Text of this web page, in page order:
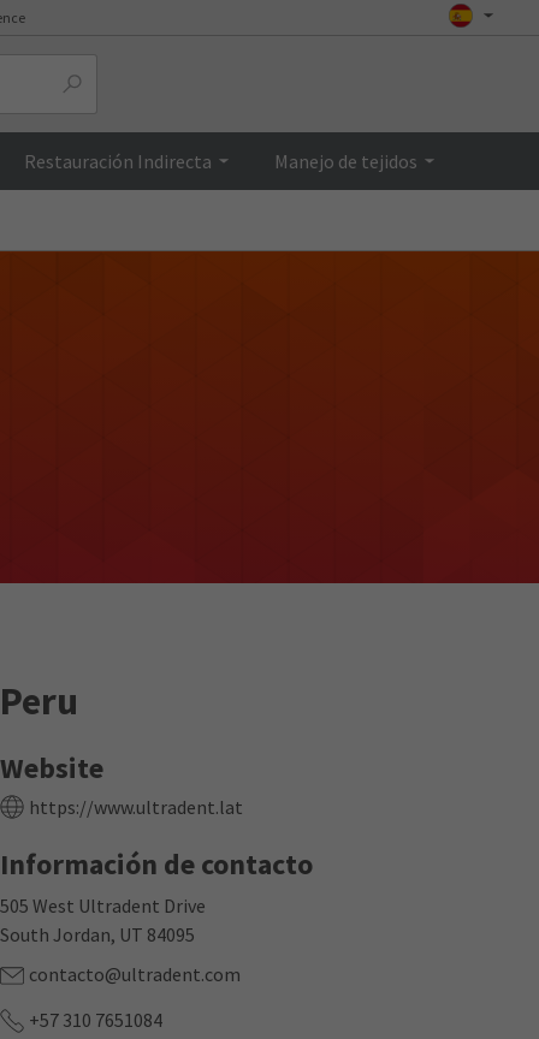
Restauración Indirecta Manejo de tejidos
Peru
Website
https://www.ultradent.lat
Información de contacto
505 West Ultradent Drive
South Jordan, UT 84095
contacto@ultradent.com
+57 310 7651084